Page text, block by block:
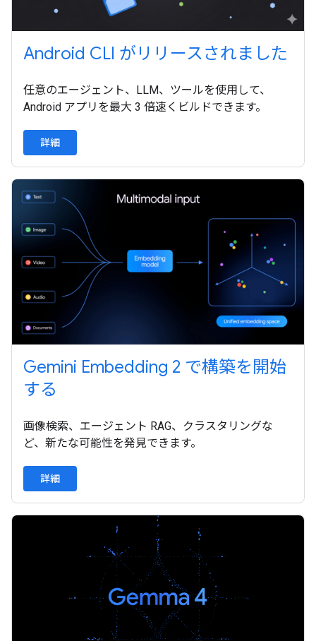
Android CLI がリリースされました
任意のエージェント、LLM、ツールを使用して、
Android アプリを最大 3 倍速くビルドできます。
詳細
Gemini Embedding 2 で構築を開始
する
画像検索、エージェント RAG、クラスタリングな
ど、新たな可能性を発見できます。
詳細